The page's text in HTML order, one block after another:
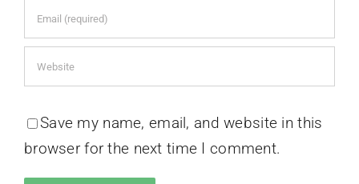
Save my name, email, and website in this
browser for the next time I comment.